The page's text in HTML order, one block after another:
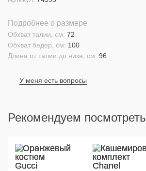
Подробнее о размере
Длина от талии до низа, см: 96
Обхват бедер, см: 100
Обхват талии, см: 72
У меня есть вопросы
Рекомендуем посмотреть